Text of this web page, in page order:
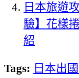
日本旅遊
驗】花樣
紹
Tags: 日本出